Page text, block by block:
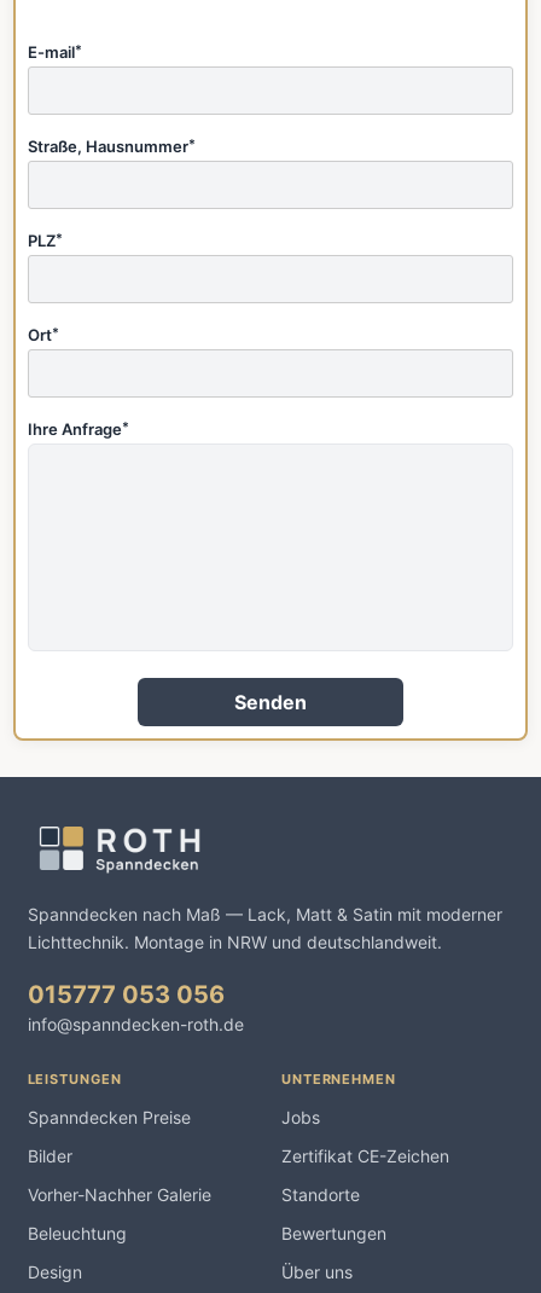
E-mail*
Straße, Hausnummer*
PLZ*
Ort*
Ihre Anfrage*
Senden
Spanndecken nach Maß — Lack, Matt & Satin mit moderner
Lichttechnik. Montage in NRW und deutschlandweit.
015777 053 056
info@spanndecken-roth.de
LEISTUNGEN
Spanndecken Preise
Bilder
Vorher-Nachher Galerie
Beleuchtung
Design
UNTERNEHMEN
Jobs
Zertifikat CE-Zeichen
Standorte
Bewertungen
Über uns